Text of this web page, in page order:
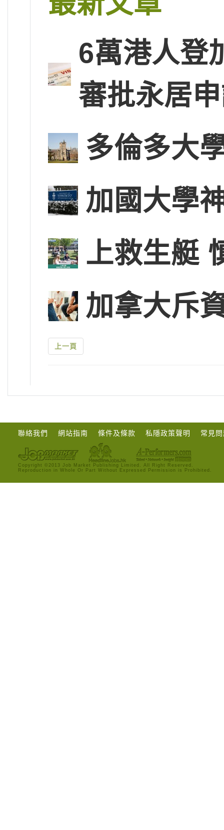
6萬港人登
審批永居
多倫多大
加國大學
上救生艇
加拿大斥
上一頁
聯絡我們 網站指南 條件及條款 私隱政策聲明 常見
Copyright ©2013 Job Market Publishing Limited. All Right Reserved.
Reproduction in Whole Or Part Without Expressed Permission is Prohibited.